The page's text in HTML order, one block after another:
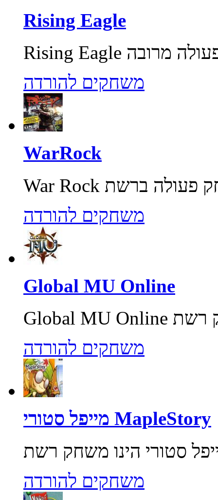
Rising Eagle
משחקים להורדה
WarRock
משחקים להורדה
Global MU Online
משחקים להורדה
מייפל סטורי MapleStory
משחקים להורדה